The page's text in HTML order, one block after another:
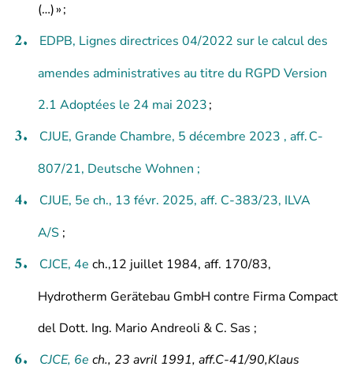
(…) » ;
EDPB, Lignes directrices 04/2022 sur le calcul des
amendes administratives au titre du RGPD Version
2.1 Adoptées le 24 mai 2023;
CJUE, Grande Chambre, 5 décembre 2023 , aff. C-
807/21, Deutsche Wohnen ;
CJUE, 5e ch., 13 févr. 2025, aff. C-383/23, ILVA
A/S ;
CJCE, 4e ch.,12 juillet 1984, aff. 170/83,
Hydrotherm Gerätebau GmbH contre Firma Compact
del Dott. Ing. Mario Andreoli & C. Sas ;
CJCE, 6e ch., 23 avril 1991, aff.C-41/90,Klaus